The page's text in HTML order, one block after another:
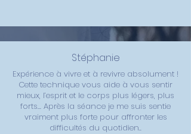
Stéphanie
Expérience à vivre et à revivre absolument !
Cette technique vous aide à vous sentir
mieux, l’esprit et le corps plus légers, plus
forts... Après la séance je me suis sentie
vraiment plus forte pour affronter les
difficultés du quotidien..